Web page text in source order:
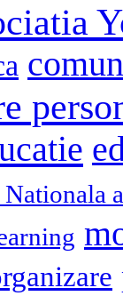
Nationala